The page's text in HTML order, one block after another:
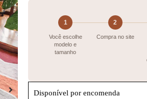
1
Você escolhe
modelo e
tamanho
2
Compra no site
Disponível por encomenda